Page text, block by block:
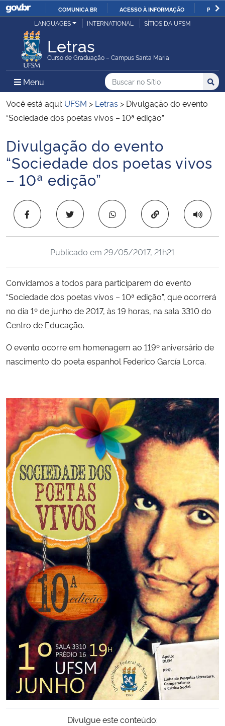
IR
COMUNICA BR ACESSO À INFORMAÇÃO
Ministério da Justiça e Segurança Pública
Ministério da Defesa
Ministério das Relações Exteriores
Ministério da Infraestrutura
Ministério da Agricultura, Pecuária e Abastecimento
Ministério da Educação
Ministério de Minas e Energia
Ministério da Ciência, Tecnologia, Inovações e Comunicações
Ministério do Turismo
Controladoria-Geral da União
Ministério da Mulher, da Família e dos Direitos Humanos
Secretaria-Geral
Secretaria de Governo
Gabinete de Segurança Institucional
Advocacia-Geral da União
Banco Central do Brasil
Planalto
LANGUAGES INTERNATIONAL SÍTIOS DA UFSM
Letras
Curso de Graduação – Campus Santa Maria
Menu Menu Principal do Sítio
Busca
Buscar no no Sítio
Busca:
Você está aqui: UFSM > Letras > Divulgação do evento
“Sociedade dos poetas vivos – 10ª edição”
Início do conteúdo
Divulgação do evento
“Sociedade dos poetas vivos
– 10ª edição”
Copiar para área
Publicado em 29/05/2017, 21h21
Convidamos a todos para participarem do evento
“Sociedade dos poetas vivos – 10ª edição”, que ocorrerá
no dia 1º de junho de 2017, às 19 horas, na sala 3310 do
Centro de Educação.
O evento ocorre em homenagem ao 119º aniversário de
nascimento do poeta espanhol Federico García Lorca.
Divulgue este conteúdo: